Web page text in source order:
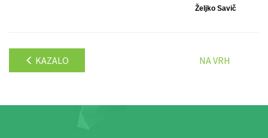
Željko Savič
KAZALO NA VRH